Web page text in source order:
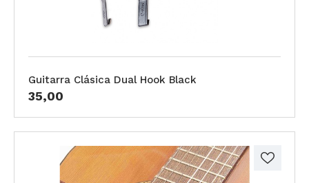
Guitarra Clásica Dual Hook Black
35,00